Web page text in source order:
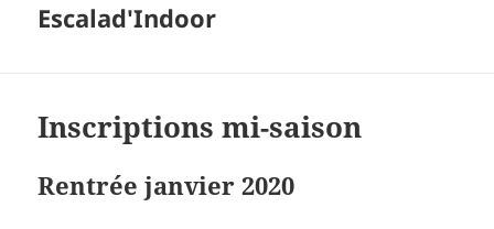
Escalad'Indoor
Inscriptions mi-saison
Rentrée janvier 2020